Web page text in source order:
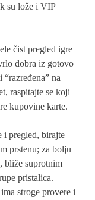
su lože i VIP
čist pregled igre
dobra iz gotovo
na
raspitajte se koji
kupovine karte.
i pregled, birajte
prstenu; za bolju
bliže suprotnim
pristalica.
stroge provere i